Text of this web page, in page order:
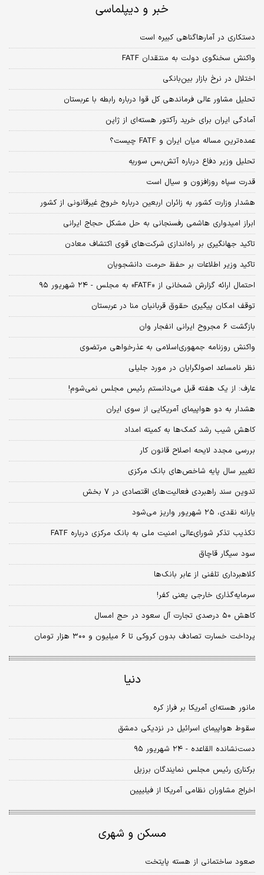
خبر و دیپلماسی
دستکاری در آمارهاگناهی کبیره است
واکنش سخنگوی دولت به منتقدان FATF
اختلال در نرخ بازار بین‌بانکی
تحلیل مشاور عالی فرماندهی کل قوا درباره رابطه با عربستان
آمادگی ایران برای خرید رآکتور هسته‌ای از ژاپن
عمده‌ترین مساله میان ایران و FATF چیست؟
تحلیل وزیر دفاع درباره آتش‌بس سوریه
قدرت سپاه روزافزون و سیال است
هشدار وزارت کشور به زائران اربعین درباره خروج غیر‌قانونی از کشور
ابراز امیدواری هاشمی رفسنجانی به حل مشکل حجاج ایرانی
تاکید جهانگیری بر راه‌اندازی شرکت‌های قوی اکتشاف معادن
تاکید وزیر اطلاعات بر حفظ حرمت دانشجویان
احتمال ارائه گزارش شمخانی از «FATF» به مجلس - ۲۴ شهریور ۹۵
توقف امکان پیگیری حقوق قربانیان منا در عربستان
بازگشت ۶ مجروح ایرانی انفجار وان
واکنش روزنامه جمهوری‌اسلامی به عذرخواهی مرتضوی
نظر نامساعد اصولگرایان در مورد جلیلی
عارف: از یک هفته قبل می‌دانستم رئیس مجلس نمی‌شوم!
هشدار به دو هواپیمای آمریکایی از سوی ایران
کاهش شیب رشد کمک‌ها به کمیته امداد
بررسی مجدد لایحه اصلاح قانون کار
تغییر سال پایه شاخص‌های بانک مرکزی
تدوین سند راهبردی فعالیت‌های اقتصادی در ۷ بخش
یارانه نقدی، ۲۵ شهریور واریز می‌شود
تکذیب تذکر شورای‌عالی امنیت ملی به بانک مرکزی درباره FATF
سود سیگار قاچاق
کلاهبرداری تلفنی از عابر بانک‌ها
سرمایه‌گذاری خارجی یعنی کفر!
کاهش ۵۰ درصدی تجارت آل سعود در حج امسال
پرداخت خسارت تصادف بدون کروکی تا ۶ میلیون و ۳۰۰ هزار تومان
دنیا
مانور هسته‌ای آمریکا بر فراز کره
سقوط هواپیمای اسرائیل در نزدیکی دمشق
دست‌نشانده القاعده - ۲۴ شهریور ۹۵
برکناری رئیس مجلس نمایندگان برزیل
اخراج مشاوران نظامی آمریکا از فیلیپین
مسکن و شهری
صعود ساختمانی از هسته پایتخت